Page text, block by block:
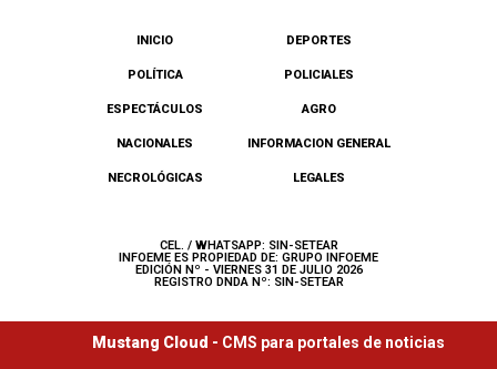
INICIO DEPORTES
POLÍTICA POLICIALES
ESPECTÁCULOS AGRO
NACIONALES INFORMACION GENERAL
NECROLÓGICAS LEGALES
CEL. / WHATSAPP: SIN-SETEAR
INFOEME ES PROPIEDAD DE: GRUPO INFOEME
EDICIÓN Nº - VIERNES 31 DE JULIO 2026
REGISTRO DNDA Nº: SIN-SETEAR
Mustang Cloud - CMS para portales de noticias